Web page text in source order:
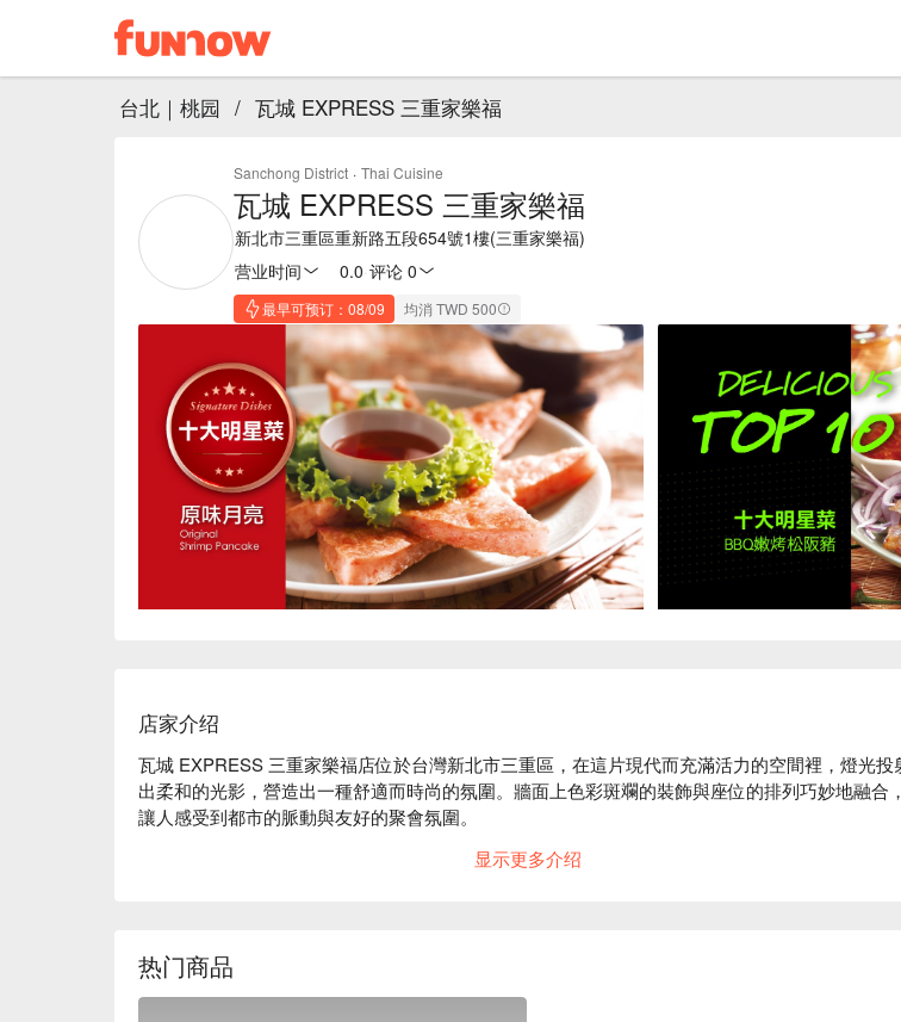
台北｜桃园 / 瓦城 EXPRESS 三重家樂福
Sanchong District · Thai Cuisine
瓦城 EXPRESS 三重家樂福
新北市三重區重新路五段654號1樓(三重家樂福)
营业时间
0.0 评论 0
最早可预订：08/09 均消 TWD 500
店家介绍
瓦城 EXPRESS 三重家樂福店位於台灣新北市三重區，在這片現代而充滿活力的空間裡，燈光投
出柔和的光影，營造出一種舒適而時尚的氛圍。牆面上色彩斑斕的裝飾與座位的排列巧妙地融合，
讓人感受到都市的脈動與友好的聚會氛圍。
在這樣的環境中，BBQ 嫩烤松阪豬、原味月亮以及綠咖哩椰汁雞等菜品成為提升聚會或用餐體驗的
人均消費：均消 TWD 500
適合情境：多人聚餐、家庭聚餐、朋友聚餐、獲獎餐廳、午餐、晚餐、日常餐廳
显示更多介绍
热门商品